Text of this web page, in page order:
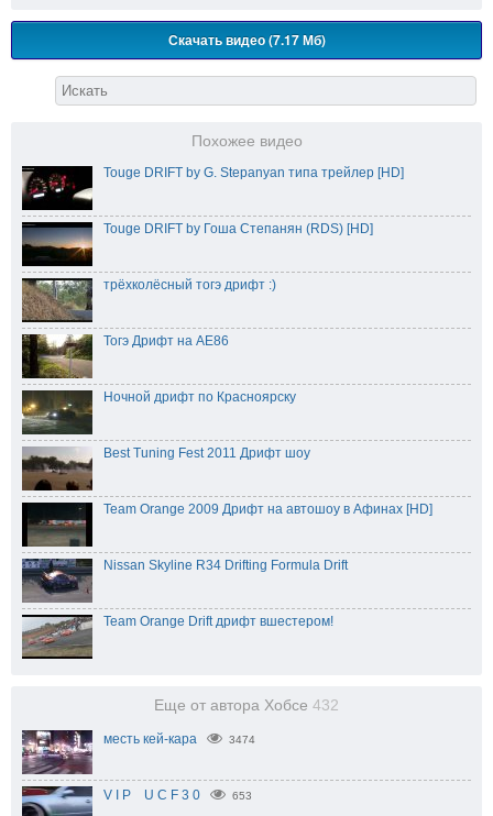
Скачать видео (7.17 Мб)
Похожее видео
Touge DRIFT by G. Stepanyan типа трейлер [HD]
Touge DRIFT by Гоша Степанян (RDS) [HD]
трёхколёсный тогэ дрифт :)
Тогэ Дрифт на AE86
Ночной дрифт по Красноярску
Best Tuning Fest 2011 Дрифт шоу
Team Orange 2009 Дрифт на автошоу в Афинах [HD]
Nissan Skyline R34 Drifting Formula Drift
Team Orange Drift дрифт вшестером!
Еще от автора Хобсе 432
месть кей-кара 3474
V I P U C F 3 0 653